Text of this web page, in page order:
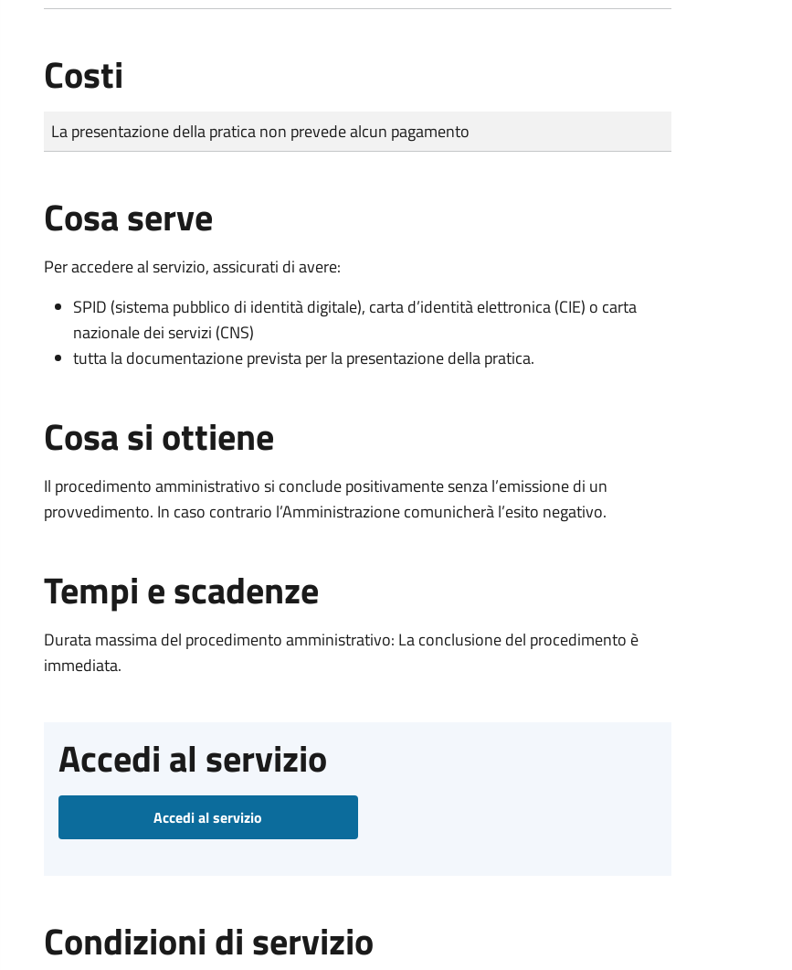
Costi
Tipo di pagamento
Importo
La presentazione della pratica non prevede alcun pagamento
Cosa serve
Per accedere al servizio, assicurati di avere:
SPID (sistema pubblico di identità digitale), carta d’identità elettronica (CIE) o carta
nazionale dei servizi (CNS)
tutta la documentazione prevista per la presentazione della pratica.
Cosa si ottiene
Il procedimento amministrativo si conclude positivamente senza l’emissione di un
provvedimento. In caso contrario l’Amministrazione comunicherà l’esito negativo.
Tempi e scadenze
Durata massima del procedimento amministrativo: La conclusione del procedimento è
immediata.
Accedi al servizio
Accedi al servizio
Condizioni di servizio